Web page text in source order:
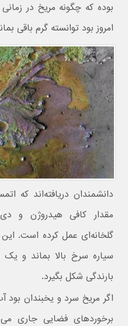
امروز بود توانسته گرم باقی
دانشمندان دریافته‌اند که
مقدار کافی هیدروژن و
گلخانه‌ای عمل کرده است.
سیاره سرخ بالا بماند و
بارندگی شکل بگیرد.
اگر مریخ سرد و یخبندان
برخوردهای فضایی جاری